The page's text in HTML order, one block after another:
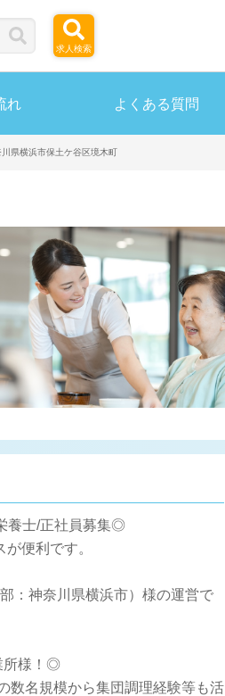
求人検索
れ よくある質問
県横浜市保土ケ谷区境木町
養士/正社員募集◎
便利です。
：神奈川県横浜市）様の運営で
所様！◎
数名規模から集団調理経験等も活